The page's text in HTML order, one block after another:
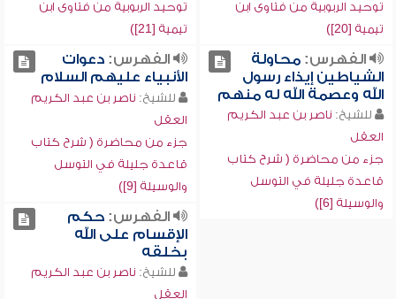
توحيد الربوبية من فتاوى ابن
تيمية [20])
توحيد الربوبية من فتاوى ابن
تيمية [21])
الفهرس:محاولة
الشياطين إيذاء رسول
الله وعصمة الله له منهم
للشيخ: ناصر بن عبد الكريم
العقل
جزء من محاضرة ( شرح كتاب
قاعدة جليلة في التوسل
والوسيلة [6])
الفهرس:دعوات
الأنبياء عليهم السلام
للشيخ: ناصر بن عبد الكريم
العقل
جزء من محاضرة ( شرح كتاب
قاعدة جليلة في التوسل
والوسيلة [9])
الفهرس:حكم
الإقسام على الله
بخلقه
للشيخ: ناصر بن عبد الكريم
العقل